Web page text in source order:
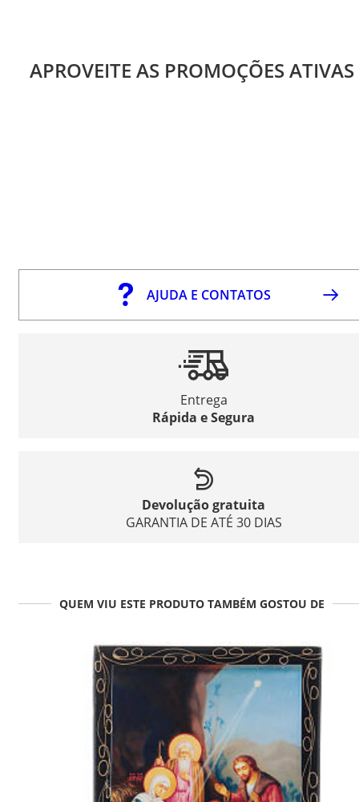
APROVEITE AS PROMOÇÕES ATIVAS
AJUDA E CONTATOS
Entrega
Rápida e Segura
Devolução gratuita
GARANTIA DE ATÉ 30 DIAS
QUEM VIU ESTE PRODUTO TAMBÉM GOSTOU DE